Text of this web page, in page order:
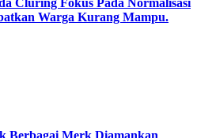
Cluring Fokus Pada Normalisasi
Warga Kurang Mampu.